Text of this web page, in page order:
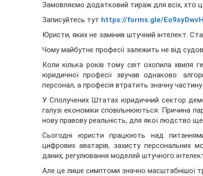
Замовляємо додатковий тираж для всіх, хто
Записуйтесь тут https://forms.gle/
Юристи, яких не замінив штучний інтелект.
Чому майбутнє професії залежить не від
Коли кілька років тому світ охопила хвиля
юридичної професії звучав однаково:
персонал, а професія втратить значну
У Сполучених Штатах юридичний сектор
галузі економіки сповільнюються. Причина
нову правову реальність, для якої людство
Сьогодні юристи працюють над питаннями
цифрових аватарів, захисту персональних
даних, регулювання моделей штучного
Але це лише симптоми значно масштабнішої